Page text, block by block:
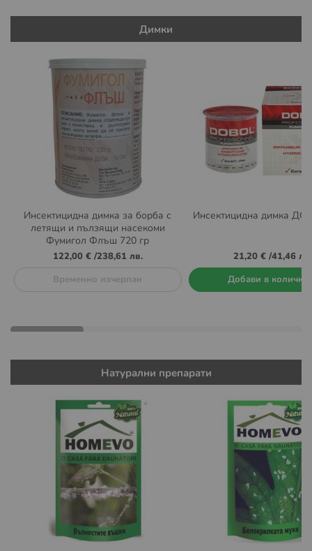
Димки
Инсектицидна димка за борба с
летящи и пълзящи насекоми
Фумигол Флъш 720 гр
122,00 €/238,61 лв.
Временно изчерпан
Инсектицидна димка
21,20 €/41,46 лв.
Добави в
Натурални препарати